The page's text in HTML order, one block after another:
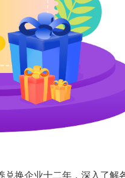
换企业十二年，深入了